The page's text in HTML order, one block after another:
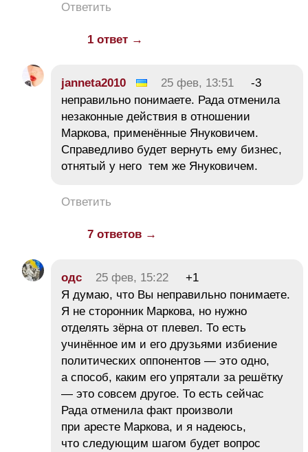
Ответить
1 ответ →
janneta2010 25 фев, 13:51
-3
неправильно понимаете. Рада отменила
незаконные действия в отношении
Маркова, применённые Януковичем.
Справедливо будет вернуть ему бизнес,
отнятый у него тем же Януковичем.
Ответить
7 ответов →
одс 25 фев, 15:22
+1
Я думаю, что Вы неправильно понимаете.
Я не сторонник Маркова, но нужно
отделять зёрна от плевел. То есть
учинённое им и его друзьями избиение
политических оппонентов — это одно,
а способ, каким его упрятали за решётку
— это совсем другое. То есть сейчас
Рада отменила факт произволи
при аресте Маркова, и я надеюсь,
что следующим шагом будет вопрос